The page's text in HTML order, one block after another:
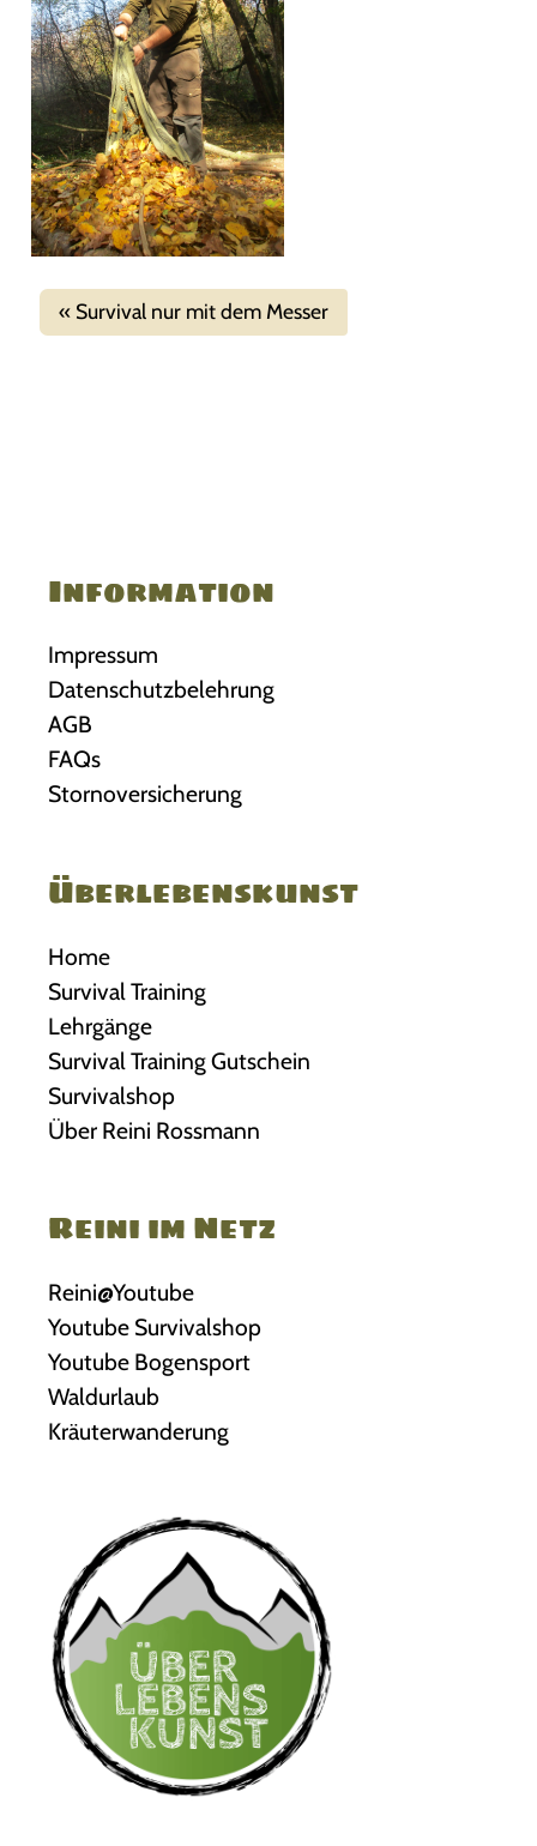
Survival nur mit dem Messer
Information
Impressum
Datenschutzbelehrung
AGB
FAQs
Stornoversicherung
Überlebenskunst
Home
Survival Training
Lehrgänge
Survival Training Gutschein
Survivalshop
Über Reini Rossmann
Reini im Netz
Reini@Youtube
Youtube Survivalshop
Youtube Bogensport
Waldurlaub
Kräuterwanderung